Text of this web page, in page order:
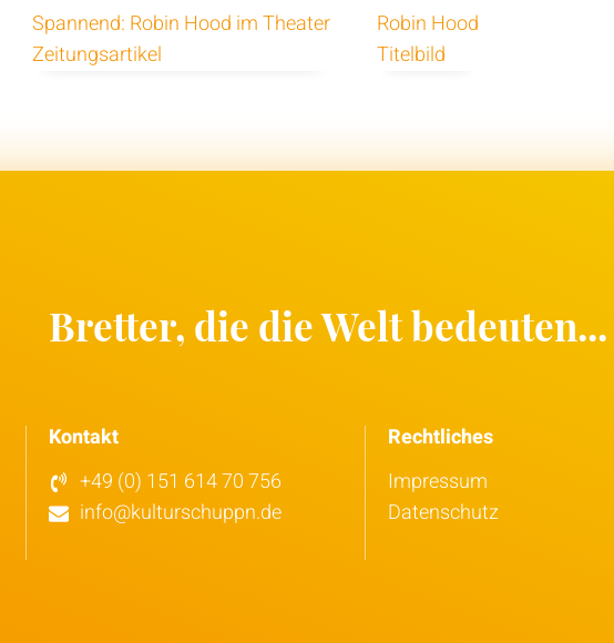
Spannend: Robin Hood im Theater
Zeitungsartikel
Robin Hood
Titelbild
Bretter, die die Welt bedeuten...
Kontakt
+49 (0) 151 614 70 756
info@kulturschuppn.de
Rechtliches
Impressum
Datenschutz